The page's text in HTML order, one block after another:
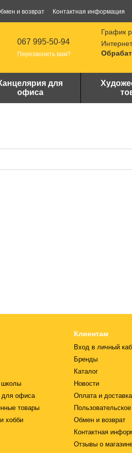
и возврат Контактная информация
067 995-50-94
Перезвонить вам?
График
для
офиса
школы
для офиса
товары
хобби
Клиентам
Вход в личный
Бренды
Каталог
Новости
Оплата и доставка
Обмен и возврат
Контактная
Отзывы о